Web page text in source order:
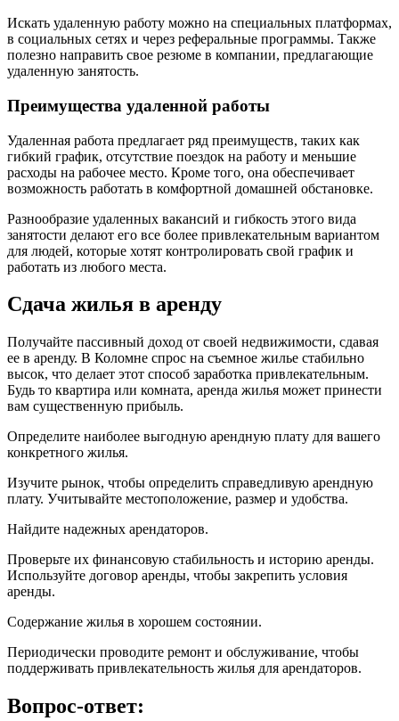
Искать удаленную работу можно на специальных платформах,
в социальных сетях и через реферальные программы. Также
полезно направить свое резюме в компании, предлагающие
удаленную занятость.
Преимущества удаленной работы
Удаленная работа предлагает ряд преимуществ, таких как
гибкий график, отсутствие поездок на работу и меньшие
расходы на рабочее место. Кроме того, она обеспечивает
возможность работать в комфортной домашней обстановке.
Разнообразие удаленных вакансий и гибкость этого вида
занятости делают его все более привлекательным вариантом
для людей, которые хотят контролировать свой график и
работать из любого места.
Сдача жилья в аренду
Получайте пассивный доход от своей недвижимости, сдавая
ее в аренду. В Коломне спрос на съемное жилье стабильно
высок, что делает этот способ заработка привлекательным.
Будь то квартира или комната, аренда жилья может принести
вам существенную прибыль.
Определите наиболее выгодную арендную плату для вашего
конкретного жилья.
Изучите рынок, чтобы определить справедливую арендную
плату. Учитывайте местоположение, размер и удобства.
Найдите надежных арендаторов.
Проверьте их финансовую стабильность и историю аренды.
Используйте договор аренды, чтобы закрепить условия
аренды.
Содержание жилья в хорошем состоянии.
Периодически проводите ремонт и обслуживание, чтобы
поддерживать привлекательность жилья для арендаторов.
Вопрос-ответ: